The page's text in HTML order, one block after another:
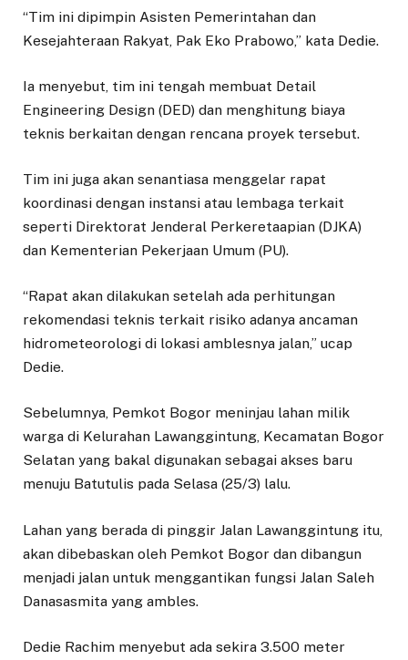
“Tim ini dipimpin Asisten Pemerintahan dan
Kesejahteraan Rakyat, Pak Eko Prabowo,” kata Dedie.
Ia menyebut, tim ini tengah membuat Detail
Engineering Design (DED) dan menghitung biaya
teknis berkaitan dengan rencana proyek tersebut.
Tim ini juga akan senantiasa menggelar rapat
koordinasi dengan instansi atau lembaga terkait
seperti Direktorat Jenderal Perkeretaapian (DJKA)
dan Kementerian Pekerjaan Umum (PU).
“Rapat akan dilakukan setelah ada perhitungan
rekomendasi teknis terkait risiko adanya ancaman
hidrometeorologi di lokasi amblesnya jalan,” ucap
Dedie.
Sebelumnya, Pemkot Bogor meninjau lahan milik
warga di Kelurahan Lawanggintung, Kecamatan Bogor
Selatan yang bakal digunakan sebagai akses baru
menuju Batutulis pada Selasa (25/3) lalu.
Lahan yang berada di pinggir Jalan Lawanggintung itu,
akan dibebaskan oleh Pemkot Bogor dan dibangun
menjadi jalan untuk menggantikan fungsi Jalan Saleh
Danasasmita yang ambles.
Dedie Rachim menyebut ada sekira 3.500 meter